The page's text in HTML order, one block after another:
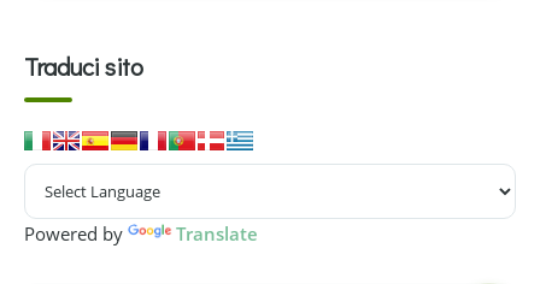
Traduci sito
Powered by Translate